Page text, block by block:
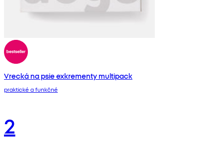
Vrecká na psie exkrementy multipack
praktické a funkčné
2